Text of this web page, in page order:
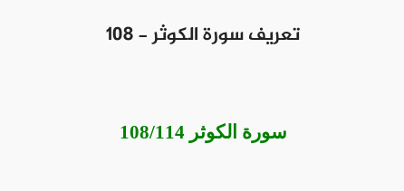
108 - تعريف سورة الكوثر
سورة الكوثر 108/114